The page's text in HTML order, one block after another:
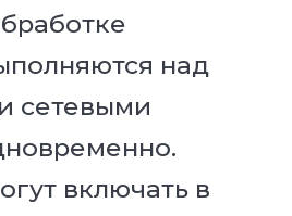
над
сетевыми
включать в